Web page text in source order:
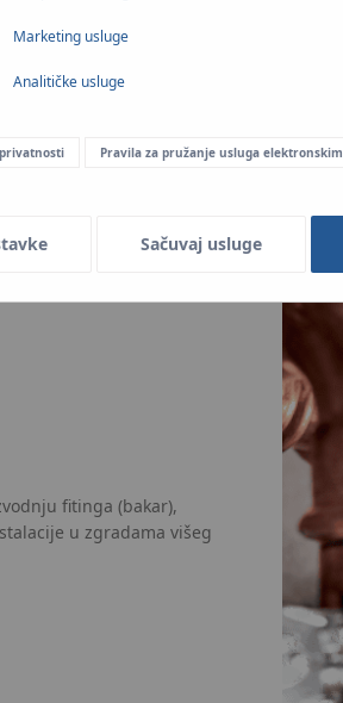
kompletnih unutrašnjih instalacija
fitinga (bakar),
u zgradama višeg
Marketing usluge
Analitičke usluge
Pravila za pružanje usluga
Sačuvaj usluge